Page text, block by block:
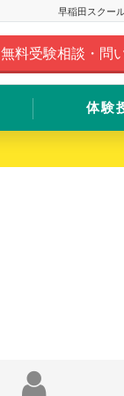
早稲田スクー
無料受験相談・問
体験